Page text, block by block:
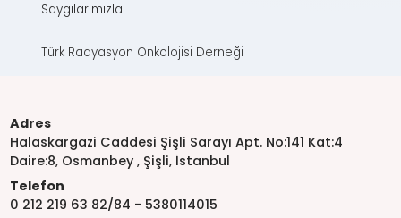
Saygılarımızla
Türk Radyasyon Onkolojisi Derneği
Adres
Halaskargazi Caddesi Şişli Sarayı Apt. No:141 Kat:4
Daire:8, Osmanbey , Şişli, İstanbul
Telefon
0 212 219 63 82/84 - 5380114015